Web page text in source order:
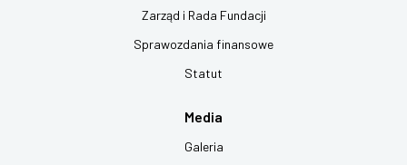
Zarząd i Rada Fundacji
Sprawozdania finansowe
Statut
Media
Galeria